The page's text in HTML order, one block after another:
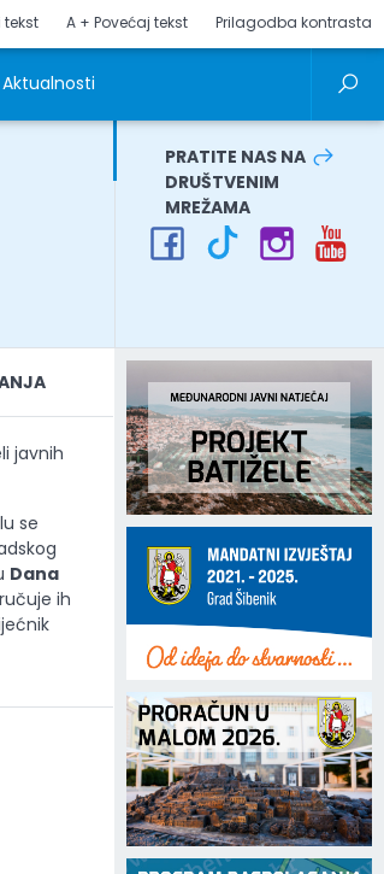
tekst A + Povećaj tekst Prilagodba kontrasta
Aktualnosti
PRATITE NAS NA
DRUŠTVENIM
MREŽAMA
javnih
se
Dana
ih